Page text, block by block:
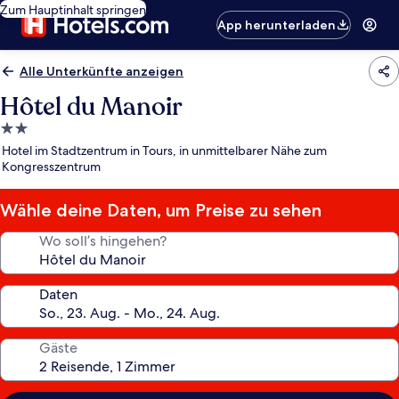
Zum Hauptinhalt springen
App herunterladen
Alle Unterkünfte anzeigen
Hôtel du Manoir
2.0-
Sterne-
Unterkunft
Hotel im Stadtzentrum in Tours, in unmittelbarer Nähe zum
Kongresszentrum
Wähle deine Daten, um Preise zu sehen
Wo soll’s hingehen?
Daten
Gäste